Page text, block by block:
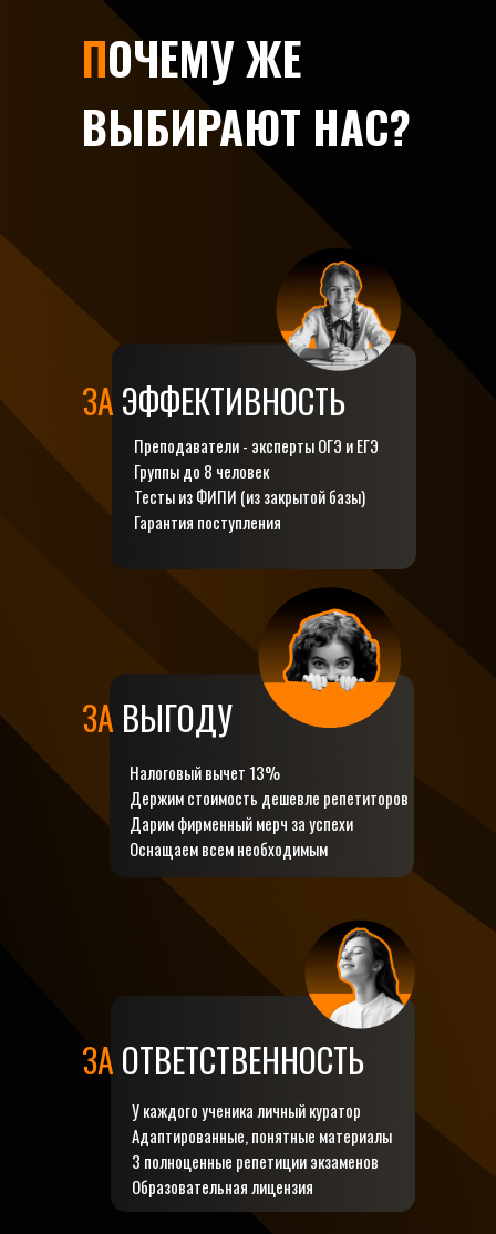
ПОЧЕМУ ЖЕ
ВЫБИРАЮТ НАС?
ЗА ОТВЕТСТВЕННОСТЬ
У каждого ученика личный куратор
Адаптированные, понятные материалы
3 полноценные репетиции экзаменов
Образовательная лицензия
ЗА ЭФФЕКТИВНОСТЬ
Преподаватели - эксперты ОГЭ и ЕГЭ
Группы до 8 человек
Тесты из ФИПИ (из закрытой базы)
Гарантия поступления
ЗА ВЫГОДУ
Налоговый вычет 13%
Держим стоимость дешевле репетиторов
Дарим фирменный мерч за успехи
Оснащаем всем необходимым